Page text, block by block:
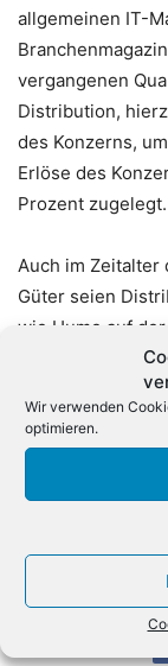
Wir verwenden
optimieren.
allgemeinen IT-
vergangenen
Distribution,
des Konzerns,
Erlöse des
Prozent zugelegt.
Auch im
Güter seien
wie Hume auf
gefragt, warum
der Hersteller
Hersteller
einem
Sie haben
Support und